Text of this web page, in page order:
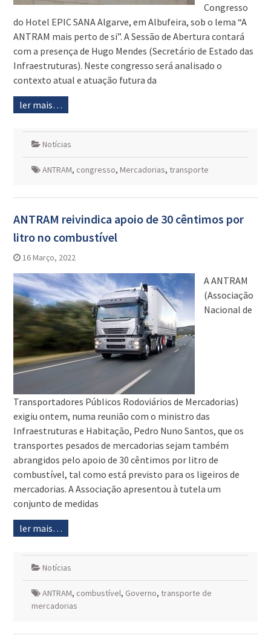
Congresso
do Hotel EPIC SANA Algarve, em Albufeira, sob o lema “A
ANTRAM mais perto de si”. A Sessão de Abertura contará
com a presença de Hugo Mendes (Secretário de Estado das
Infraestruturas). Neste congresso será analisado o
contexto atual e atuação futura da
ler mais…
Notícias
ANTRAM, congresso, Mercadorias, transporte
ANTRAM reivindica apoio de 30 cêntimos por
litro no combustível
16 Março, 2022
A ANTRAM
(Associação
Nacional de
Transportadores Públicos Rodoviários de Mercadorias)
exigiu ontem, numa reunião com o ministro das
Infraestruturas e Habitação, Pedro Nuno Santos, que os
transportes pesados de mercadorias sejam também
abrangidos pelo apoio de 30 cêntimos por litro de
combustível, tal como está previsto para os ligeiros de
mercadorias. A Associação apresentou à tutela um
conjunto de medidas
ler mais…
Notícias
ANTRAM, combustível, Governo, transporte de
mercadorias